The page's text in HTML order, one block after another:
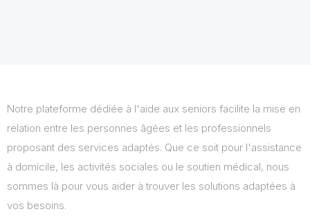
Notre plateforme dédiée à l'aide aux seniors facilite la mise en
relation entre les personnes âgées et les professionnels
proposant des services adaptés. Que ce soit pour l'assistance
à domicile, les activités sociales ou le soutien médical, nous
sommes là pour vous aider à trouver les solutions adaptées à
vos besoins.